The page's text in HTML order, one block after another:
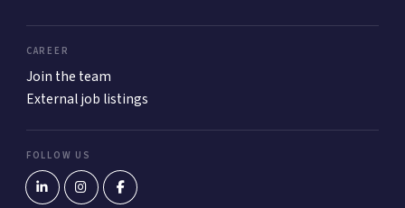
CAREER
Join the team
External job listings
FOLLOW US